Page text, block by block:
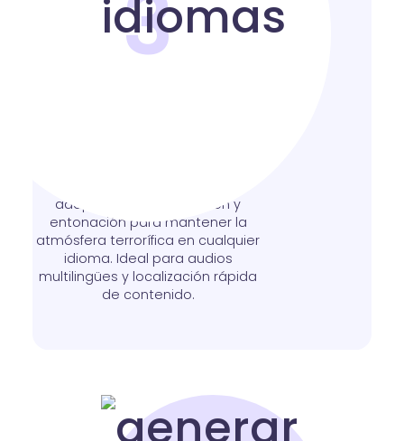
3
adaptando pronunciación y
entonación para mantener la
atmósfera terrorífica en cualquier
idioma. Ideal para audios
multilingües y localización rápida
de contenido.